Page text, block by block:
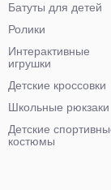
Батуты для детей
Ролики
Интерактивные
игрушки
Детские кроссовки
Школьные рюкзаки
Детские
костюмы